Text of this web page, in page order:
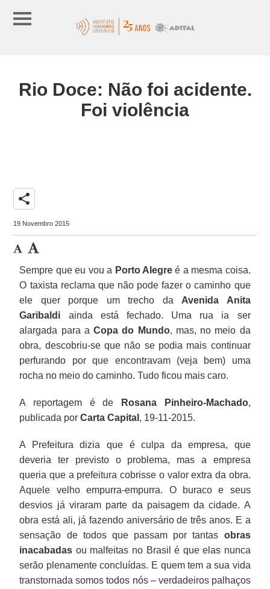
Rio Doce: Não foi acidente.
Foi violência
share
19 Novembro 2015
Sempre que eu vou a Porto Alegreé a mesma coisa.
O taxista reclama que não pode fazer o caminho que
ele quer porque um trecho da Avenida Anita
Garibaldi ainda está fechado. Uma rua ia ser
alargada para aCopa do Mundo, mas, no meio da
obra, descobriu-se que não se podia mais continuar
perfurando por que encontravam (veja bem) uma
rocha no meio do caminho. Tudo ficou mais caro.
A reportagem é de Rosana Pinheiro-Machado,
publicada porCarta Capital , 19-11-2015.
A Prefeitura dizia que é culpa da empresa, que
deveria ter previsto o problema, mas a empresa
queria que a prefeitura cobrisse o valor extra da obra.
Aquele velho empurra-empurra. O buraco e seus
desvios já viraram parte da paisagem da cidade. A
obra está ali, já fazendo aniversário de três anos. E a
sensação de todos que passam por tantas obras
inacabadas ou malfeitas no Brasil é que elas nunca
serão plenamente concluídas. E quem tem a sua vida
transtornada somos todos nós – verdadeiros palhaços